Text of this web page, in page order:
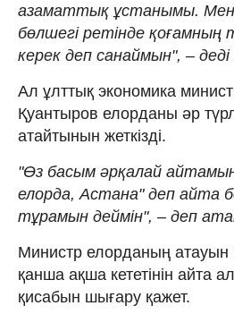
азаматтық ұстанымы. Мен
бөлшегі ретінде қоғамның
керек деп санаймын", –
Ал ұлттық экономика
Қуантыров елорданы әр
атайтынын жеткізді.
"Өз басым әрқалай
елорда, Астана" деп айта
тұрамын деймін", – деп
Министр елорданың атауын
қанша ақша кететінін айта
қисабын шығару қажет.